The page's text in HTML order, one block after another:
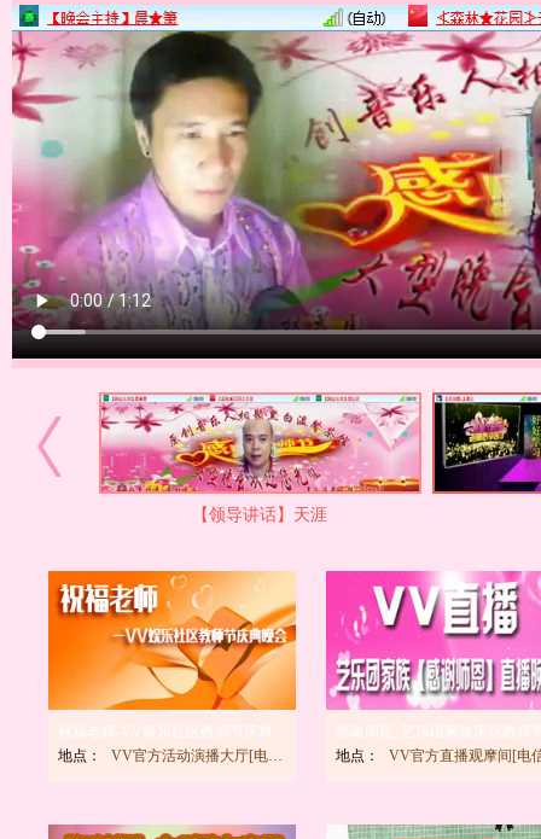
【领导讲话】天涯
地点：
VV官方活动演播大厅[电信] 地点： VV官方直播观摩间[电